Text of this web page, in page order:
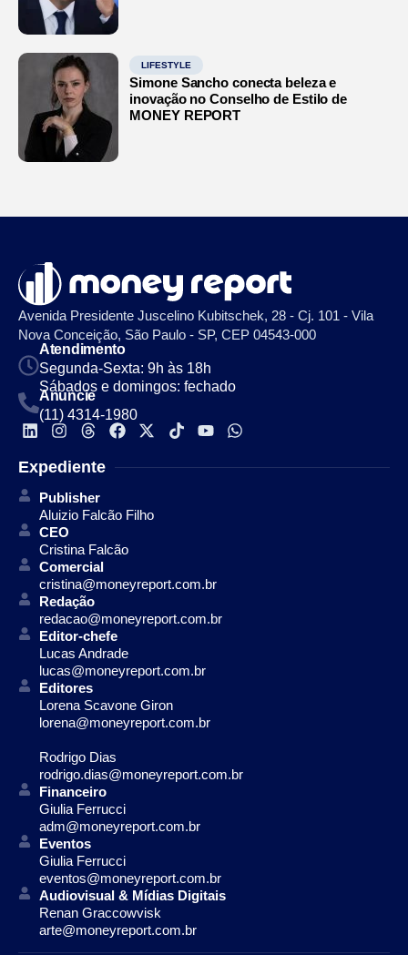
LIFESTYLE
Simone Sancho conecta beleza e
inovação no Conselho de Estilo de
MONEY REPORT
Avenida Presidente Juscelino Kubitschek, 28 - Cj. 101 - Vila
Nova Conceição, São Paulo - SP, CEP 04543-000
Atendimento
Segunda-Sexta: 9h às 18h
Sábados e domingos: fechado
Anuncie
(11) 4314-1980
Expediente
Publisher
Aluizio Falcão Filho
CEO
Cristina Falcão
Comercial
cristina@moneyreport.com.br
Redação
redacao@moneyreport.com.br
Editor-chefe
Lucas Andrade
lucas@moneyreport.com.br
Editores
Lorena Scavone Giron
lorena@moneyreport.com.br
Rodrigo Dias
rodrigo.dias@moneyreport.com.br
Financeiro
Giulia Ferrucci
adm@moneyreport.com.br
Eventos
Giulia Ferrucci
eventos@moneyreport.com.br
Audiovisual & Mídias Digitais
Renan Graccowvisk
arte@moneyreport.com.br